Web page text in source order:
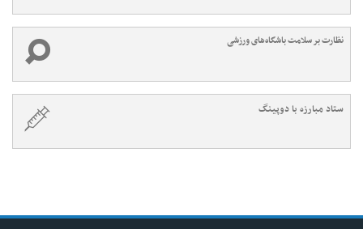
نظارت بر سلامت باشگاه‌های ورزشی
ستاد مبارزه با دوپینگ